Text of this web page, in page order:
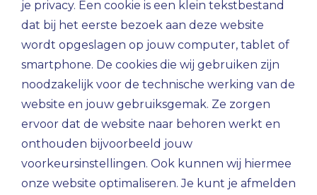
je privacy. Een cookie is een klein tekstbestand
dat bij het eerste bezoek aan deze website
wordt opgeslagen op jouw computer, tablet of
smartphone. De cookies die wij gebruiken zijn
noodzakelijk voor de technische werking van de
website en jouw gebruiksgemak. Ze zorgen
ervoor dat de website naar behoren werkt en
onthouden bijvoorbeeld jouw
voorkeursinstellingen. Ook kunnen wij hiermee
onze website optimaliseren. Je kunt je afmelden